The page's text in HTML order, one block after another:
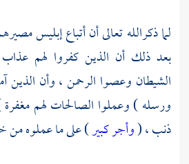
لما ذكرالله تعالى أن أتباع إبليس
بعد ذلك أن الذين كفروا لهم
الشيطان وعصوا الرحمن ، وأن الذين
ورسله ) وعملوا الصالحات لهم
ذنب ، (وأجر كبير) على ما عملوه من